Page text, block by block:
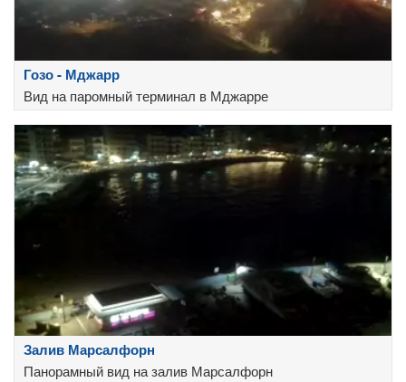
Гозо - Мджарр
Вид на паромный терминал в Мджарре
Залив Марсалфорн
Панорамный вид на залив Марсалфорн